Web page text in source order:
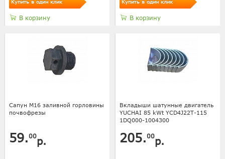
Купить в один клик
В корзину
Купить в один клик
В корзину
Сапун М16 заливной горловины
почвофрезы
59.00р.
Вкладыши шатунные двигатель
YUCHAI 85 kWt YCD4J22T-115
1DQ000-1004300
205.00р.